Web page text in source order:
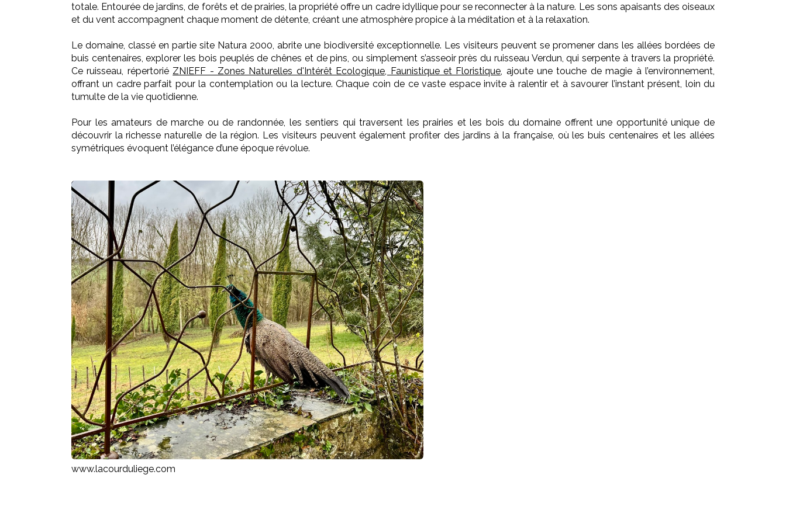
totale. Entourée de jardins, de forêts et de prairies, la propriété offre un cadre idyllique pour se reconnecter à la nature. Les sons apaisants des oiseaux
et du vent accompagnent chaque moment de détente, créant une atmosphère propice à la méditation et à la relaxation.
Le domaine, classé en partiesite Natura 2000, abrite une biodiversité exceptionnelle. Les visiteurs peuvent se promener dans les allées bordées de
buis centenaires, explorer les bois peuplés de chênes et de pins, ou simplement s’asseoir près du ruisseau Verdun, qui serpente à travers la propriété.
Ce ruisseau, répertorié ZNIEFF - Zones Naturelles d'Intérêt Ecologique, Faunistique et Floristique, ajoute une touche de magie à l’environnement,
offrant un cadre parfait pour la contemplation ou la lecture. Chaque coin de ce vaste espace invite à ralentir et à savourer l’instant présent, loin du
tumulte de la vie quotidienne.
Pour les amateurs de marche ou de randonnée, les sentiers qui traversent les prairies et les bois du domaine offrent une opportunité unique de
découvrir la richesse naturelle de la région. Les visiteurs peuvent également profiter des jardins à la française, où les buis centenaires et les allées
symétriques évoquent l’élégance d’une époque révolue.
www.lacourduliege.com